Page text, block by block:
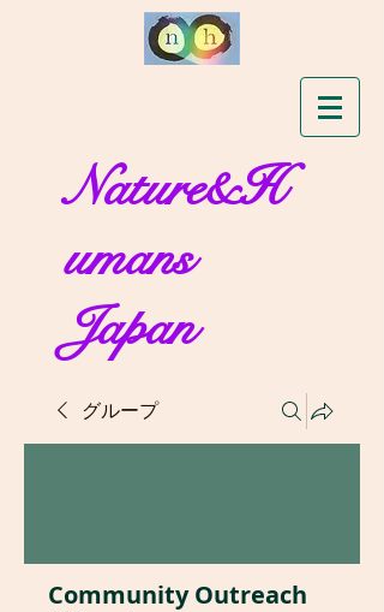
Nature&H
umans
Japan
グループ
Community Outreach